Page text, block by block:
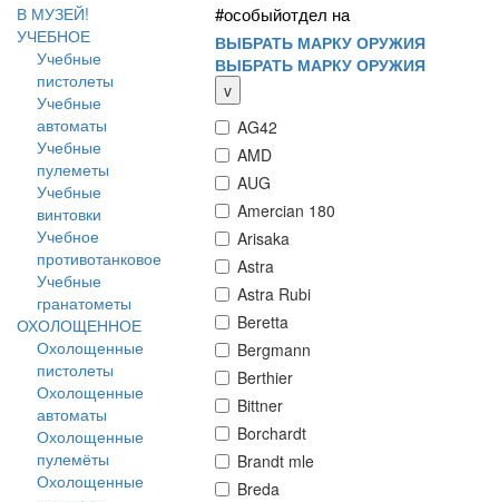
В МУЗЕЙ!
УЧЕБНОЕ
Учебные
пистолеты
Учебные
автоматы
Учебные
пулеметы
Учебные
винтовки
Учебное
противотанковое
Учебные
гранатометы
ОХОЛОЩЕННОЕ
Охолощенные
пистолеты
Охолощенные
автоматы
Охолощенные
пулемёты
Охолощенные
#особыйотдел на
ВЫБРАТЬ МАРКУ ОРУЖИЯ
ВЫБРАТЬ МАРКУ ОРУЖИЯ
v
AG42
AMD
AUG
Amercian 180
Arisaka
Astra
Astra Rubi
Beretta
Bergmann
Berthier
Bittner
Borchardt
Brandt mle
Breda